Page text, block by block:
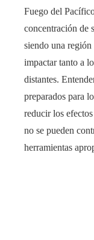
Fuego del
concentración de
siendo una
impactar tanto a
distantes.
preparados para
reducir los
no se pueden
herramientas